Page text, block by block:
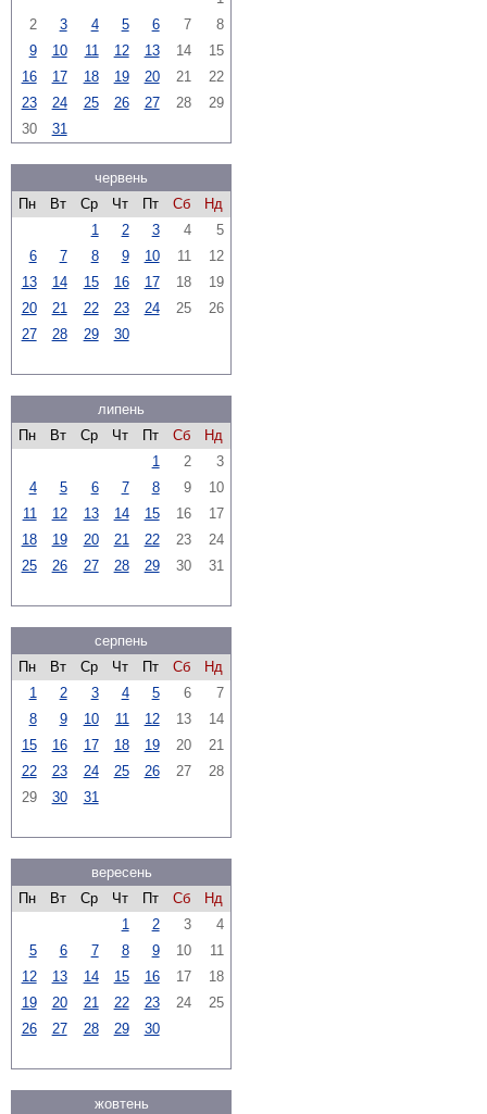
2
3 4 5 6 7
8
9
10 11 12 13 14
15
16
17 18 19 20 21
22
23
24 25 26 27 28
29
30
31
червень
Пн
Вт Ср Чт Пт Сб
Нд
1
2 3 4
5
6
7 8 9 10 11
12
13
14 15 16 17 18
19
20
21 22 23 24 25
26
27
28 29 30
липень
Пн
Вт Ср Чт Пт Сб
Нд
1
2
3
4
5 6 7 8 9
10
11
12 13 14 15 16
17
18
19 20 21 22 23
24
25
26 27 28 29 30 31
серпень
Пн
Вт Ср Чт Пт Сб
Нд
1
2 3 4 5 6
7
8
9 10 11 12 13
14
15
16 17 18 19 20
21
22
23 24 25 26 27
28
29
30 31
вересень
Пн
Вт Ср Чт Пт Сб
Нд
1
2 3
4
5
6 7 8 9 10
11
12
13 14 15 16 17
18
19
20 21 22 23 24
25
26
27 28 29 30
жовтень